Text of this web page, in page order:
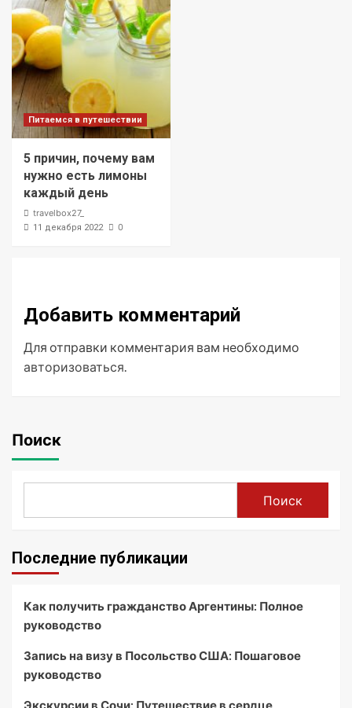
Питаемся в путешествии
5 причин, почему вам
нужно есть лимоны
каждый день
travelbox27_
11 декабря 2022 0
Добавить комментарий
Для отправки комментария вам необходимо
авторизоваться.
Поиск
Поиск
Последние публикации
Как получить гражданство Аргентины: Полное
руководство
Запись на визу в Посольство США: Пошаговое
руководство